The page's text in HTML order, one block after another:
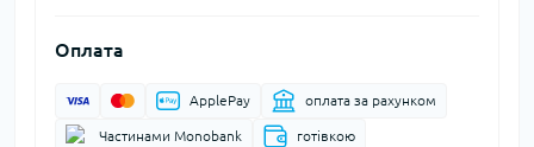
Оплата
ApplePay оплата за рахунком
Частинами Monobank готівкою